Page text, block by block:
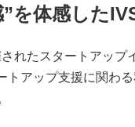
を体感した
れたスタートアップ
トアップ支援に関わ